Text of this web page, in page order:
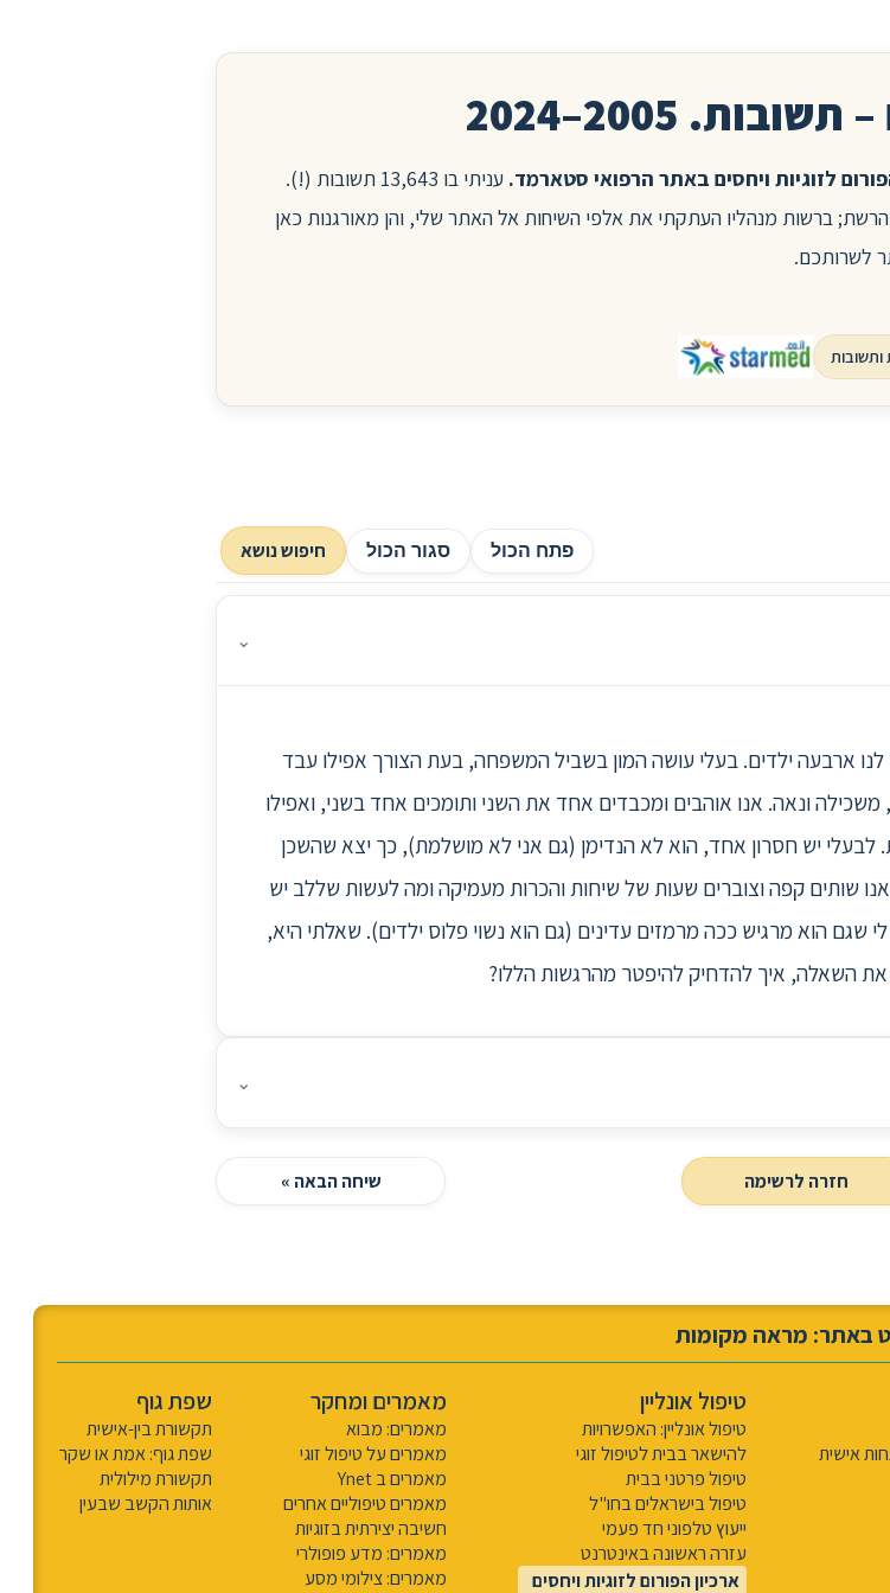
2005–2024
עניתי בו 13,643 תשובות (!).
הוסר מהרשת; ברשות מנהליו העתקתי את אלפי השיחות אל האתר שלי, והן מאורגנות כאן
לשרותכם.
פתח הכול סגור הכול חיפוש נושא
⌄
ויש לנו ארבעה ילדים. בעלי עושה המון בשביל המשפחה, בעת הצורך אפילו עבד
ונאה. אנו אוהבים ומכבדים אחד את השני ותומכים אחד בשני, ואפילו
לבעלי יש חסרון אחד, הוא לא הנדימן (גם אני לא מושלמת), כך יצא שהשכן
שותים קפה וצוברים שעות של שיחות והכרות מעמיקה ומה לעשות שללב יש
שגם הוא מרגיש ככה מרמזים עדינים (גם הוא נשוי פלוס ילדים). שאלתי היא,
את השאלה, איך להדחיק להיפטר מהרגשות הללו?
⌄
חזרה לרשימה שיחה הבאה »
באתר: מראה מקומות
אישית
טיפול אונליין
טיפול אונליין: האפשרויות
להישאר בבית לטיפול זוגי
טיפול פרטני בבית
טיפול בישראלים בחו"ל
ייעוץ טלפוני חד פעמי
עזרה ראשונה באינטרנט
ארכיון הפורום לזוגיות ויחסים
מאמרים ומחקר
מאמרים: מבוא
מאמרים על טיפול זוגי
מאמרים ב Ynet
מאמרים טיפוליים אחרים
חשיבה יצירתית בזוגיות
מאמרים: מדע פופולרי
מאמרים: צילומי מסע
שפת גוף
תקשורת בין-אישית
שפת גוף: אמת או שקר
תקשורת מילולית
אותות הקשב שבעין